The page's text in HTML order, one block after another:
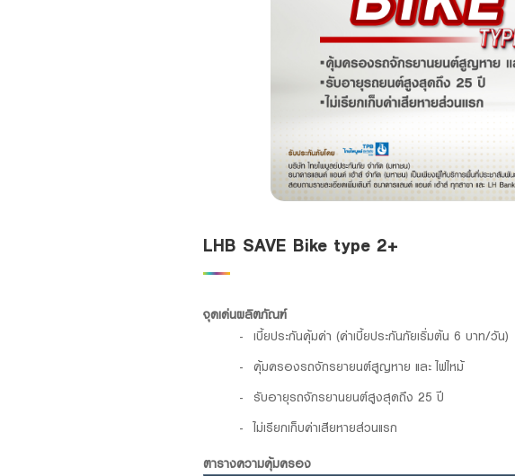
LHB SAVE Bike type 2+
จุดเด่นผลิตภัณฑ์
เบี้ยประกันคุ้มค่า (ค่าเบี้ยประกันภัยเริ่มต้น 6 บาท/วัน)
คุ้มครองรถจักรยายนต์สูญหาย และ ไฟไหม้
รับอายุรถจักรยานยนต์สูงสุดถึง 25 ปี
ไม่เรียกเก็บค่าเสียหายส่วนแรก
ตารางความคุ้มครอง